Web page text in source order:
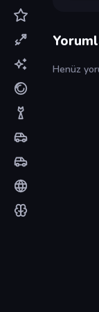
Henüz